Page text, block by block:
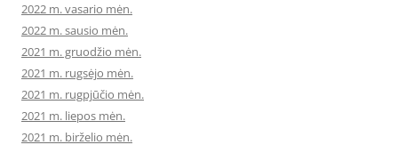
2022 m. vasario mėn.
2022 m. sausio mėn.
2021 m. gruodžio mėn.
2021 m. rugsėjo mėn.
2021 m. rugpjūčio mėn.
2021 m. liepos mėn.
2021 m. birželio mėn.